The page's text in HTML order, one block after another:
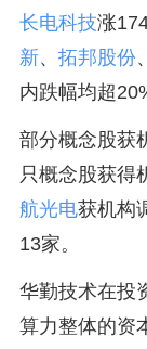
长电科技涨
新、 拓邦股份、
内跌幅均超
部分概念股获
只概念股获得
航光电获机构
13家。
华勤技术在投
算力整体的资